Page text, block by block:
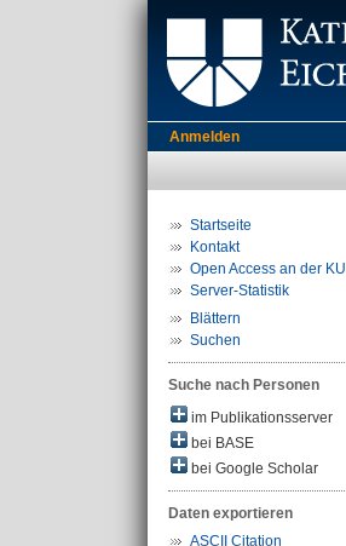
Anmelden
Startseite
Kontakt
Open Access an der KU
Server-Statistik
Blättern
Suchen
Suche nach Personen
im Publikationsserver
bei BASE
bei Google Scholar
Daten exportieren
ASCII Citation